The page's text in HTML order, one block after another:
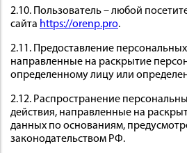
2.10. Пользователь – любой
сайта https://orenp.pro.
2.11. Предоставление
направленные на раскрытие
определенному лицу или
2.12. Распространение
действия, направленные на
данных по основаниям,
законодательством РФ.